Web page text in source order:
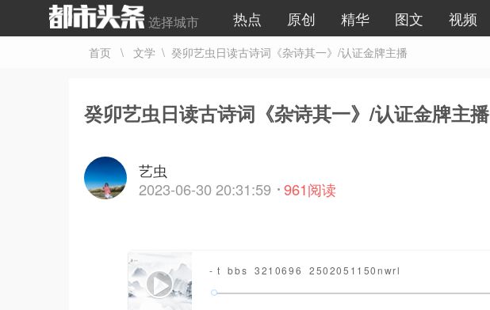
选择城市 热点 原创 精华 图文 视频
首页 \ 文学 \ 癸卯艺虫日读古诗词《杂诗其一》/认证金牌主播
癸卯艺虫日读古诗词《杂诗其一》/认证金牌主播
艺虫
2023-06-30 20:31:59
961阅读
- t_bbs_3210696_2502051150nwrl